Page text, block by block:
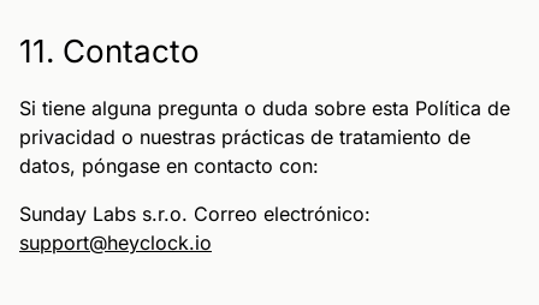
11. Contacto
Si tiene alguna pregunta o duda sobre esta Política de
privacidad o nuestras prácticas de tratamiento de
datos, póngase en contacto con:
Sunday Labs s.r.o. Correo electrónico:
support@heyclock.io